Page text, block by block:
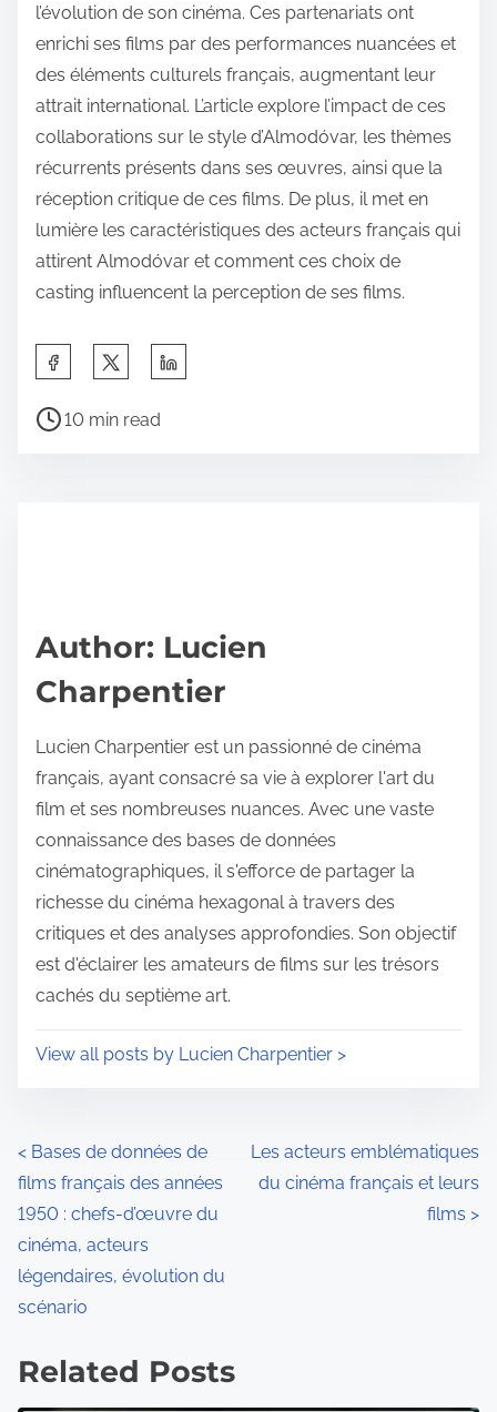
l’évolution de son cinéma. Ces partenariats ont
enrichi ses films par des performances nuancées et
des éléments culturels français, augmentant leur
attrait international. L’article explore l’impact de ces
collaborations sur le style d’Almodóvar, les thèmes
récurrents présents dans ses œuvres, ainsi que la
réception critique de ces films. De plus, il met en
lumière les caractéristiques des acteurs français qui
attirent Almodóvar et comment ces choix de
casting influencent la perception de ses films.
a
p
s
P
t
i
e
10 min read
Author: Lucien
Charpentier
Lucien Charpentier est un passionné de cinéma
français, ayant consacré sa vie à explorer l'art du
film et ses nombreuses nuances. Avec une vaste
connaissance des bases de données
cinématographiques, il s'efforce de partager la
richesse du cinéma hexagonal à travers des
critiques et des analyses approfondies. Son objectif
est d'éclairer les amateurs de films sur les trésors
cachés du septième art.
View all posts by Lucien Charpentier >
P
o
s
t
n
< Bases de données de
films français des années
1950 : chefs-d’œuvre du
cinéma, acteurs
légendaires, évolution du
scénario
Les acteurs emblématiques
du cinéma français et leurs
films >
Related Posts